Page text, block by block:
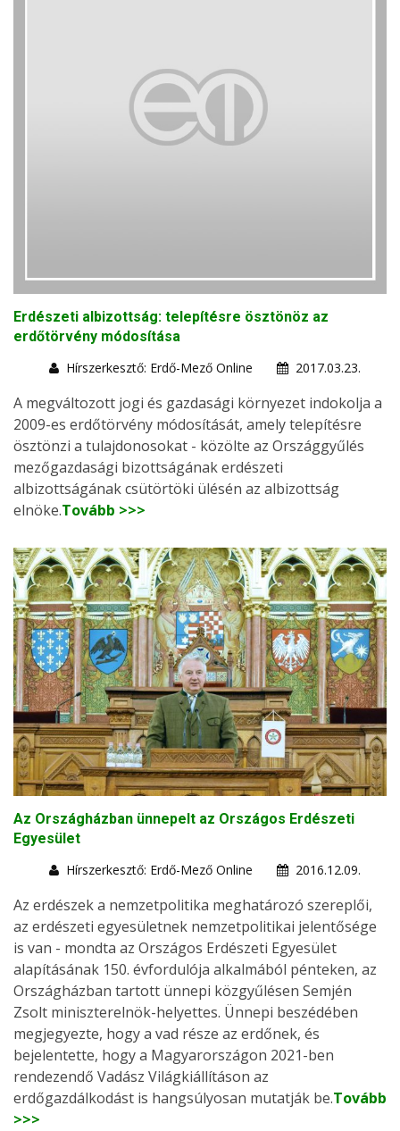
Erdészeti albizottság: telepítésre ösztönöz az
erdőtörvény módosítása
Hírszerkesztő: Erdő-Mező Online
2017.03.23.
A megváltozott jogi és gazdasági környezet indokolja a
2009-es erdőtörvény módosítását, amely telepítésre
ösztönzi a tulajdonosokat - közölte az Országgyűlés
mezőgazdasági bizottságának erdészeti
albizottságának csütörtöki ülésén az albizottság
elnöke.Tovább >>>
Az Országházban ünnepelt az Országos Erdészeti
Egyesület
Hírszerkesztő: Erdő-Mező Online
2016.12.09.
Az erdészek a nemzetpolitika meghatározó szereplői,
az erdészeti egyesületnek nemzetpolitikai jelentősége
is van - mondta az Országos Erdészeti Egyesület
alapításának 150. évfordulója alkalmából pénteken, az
Országházban tartott ünnepi közgyűlésen Semjén
Zsolt miniszterelnök-helyettes. Ünnepi beszédében
megjegyezte, hogy a vad része az erdőnek, és
bejelentette, hogy a Magyarországon 2021-ben
rendezendő Vadász Világkiállításon az
erdőgazdálkodást is hangsúlyosan mutatják be.Tovább
>>>